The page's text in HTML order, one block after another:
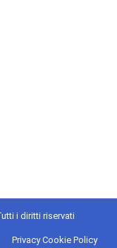
i diritti riservati
Privacy Cookie Policy